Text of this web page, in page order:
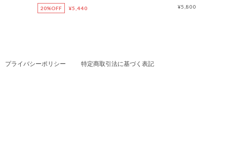
20%OFF ¥5,440 ¥5,800
プライバシーポリシー 特定商取引法に基づく表記